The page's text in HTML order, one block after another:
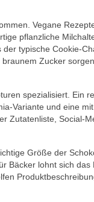
Vegane
pflanzliche
typische Cookie-
Zucker
spezialisiert. Ein
Variante und eine
Zutatenliste, Social-
Größe der
Bäcker lohnt sich das